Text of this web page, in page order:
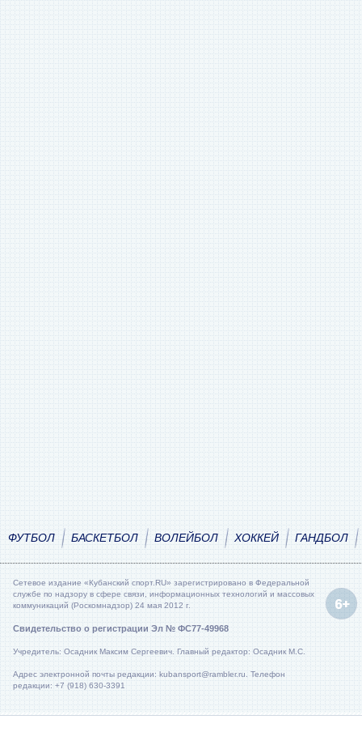
ФУТБОЛ БАСКЕТБОЛ ВОЛЕЙБОЛ ХОККЕЙ ГАНДБОЛ
Сетевое издание «Кубанский спорт.RU» зарегистрировано в Федеральной
службе по надзору в сфере связи, информационных технологий и массовых
коммуникаций (Роскомнадзор) 24 мая 2012 г.
Свидетельство о регистрации Эл № ФС77-49968
Учредитель: Осадник Максим Сергеевич. Главный редактор: Осадник М.С.
Адрес электронной почты редакции: kubansport@rambler.ru. Телефон
редакции: +7 (918) 630-3391